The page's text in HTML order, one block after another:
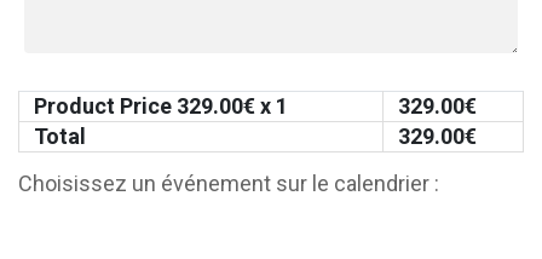
Product Price 329.00€ x 1 329.00€
Total
329.00€
Choisissez un événement sur le calendrier :